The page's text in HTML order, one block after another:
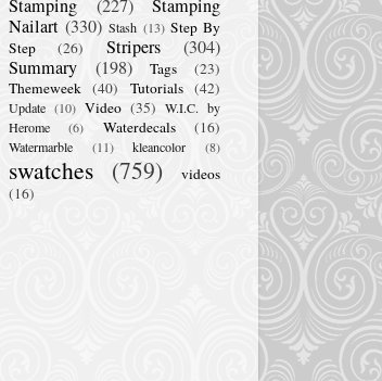
Stamping (227)
Stamping
Nailart (330) Stash (13) Step By
Step
(26) Stripers
(304)
Summary
(198) Tags
(23)
Themeweek (40) Tutorials (42)
Update (10) Video (35) W.I.C. by
Herome
(6) Waterdecals (16)
Watermarble (11) kleancolor (8)
swatches (759)
videos
(16)